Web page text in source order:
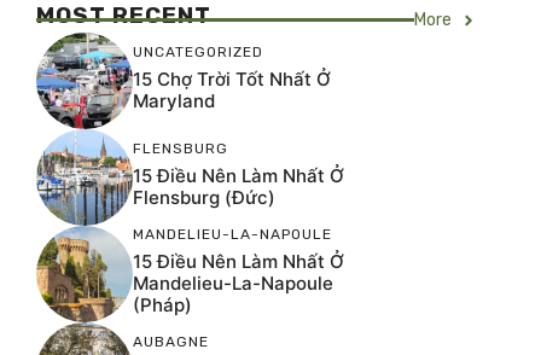
MOST RECENT More
UNCATEGORIZED
15 Chợ Trời Tốt Nhất Ở
Maryland
FLENSBURG
15 Điều Nên Làm Nhất Ở
Flensburg (Đức)
MANDELIEU-LA-NAPOULE
15 Điều Nên Làm Nhất Ở
Mandelieu-La-Napoule
(Pháp)
AUBAGNE